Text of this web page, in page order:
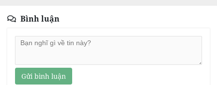
Bình luận
Gửi bình luận